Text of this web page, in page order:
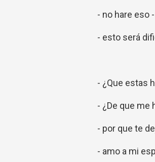
- no hare eso
- esto será
- ¿Que estas
- ¿De que me
- por que te
- amo a mi